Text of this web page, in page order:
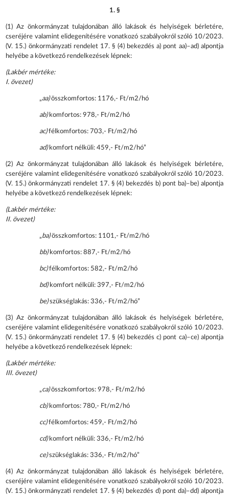
1. §
(1) Az önkormányzat tulajdonában álló lakások és helyiségek bérletére,
cseréjére valamint elidegenítésére vonatkozó szabályokról szóló 10/2023.
(V. 15.) önkormányzati rendelet 17. § (4) bekezdés a) pont aa)–ad) alpontja
helyébe a következő rendelkezések lépnek:
(Lakbér mértéke:
I. övezet)
„aa)összkomfortos: 1176,- Ft/m2/hó
ab)komfortos: 978,- Ft/m2/hó
ac)félkomfortos: 703,- Ft/m2/hó
ad)komfort nélküli: 459,- Ft/m2/hó”
(2) Az önkormányzat tulajdonában álló lakások és helyiségek bérletére,
cseréjére valamint elidegenítésére vonatkozó szabályokról szóló 10/2023.
(V. 15.) önkormányzati rendelet 17. § (4) bekezdés b) pont ba)–be) alpontja
helyébe a következő rendelkezések lépnek:
(Lakbér mértéke:
II. övezet)
„ba)összkomfortos: 1101,- Ft/m2/hó
bb)komfortos: 887,- Ft/m2/hó
bc)félkomfortos: 582,- Ft/m2/hó
bd)komfort nélküli: 397,- Ft/m2/hó
be)szükséglakás: 336,- Ft/m2/hó”
(3) Az önkormányzat tulajdonában álló lakások és helyiségek bérletére,
cseréjére valamint elidegenítésére vonatkozó szabályokról szóló 10/2023.
(V. 15.) önkormányzati rendelet 17. § (4) bekezdés c) pont ca)–ce) alpontja
helyébe a következő rendelkezések lépnek:
(Lakbér mértéke:
III. övezet)
„ca)összkomfortos: 978,- Ft/m2/hó
cb)komfortos: 780,- Ft/m2/hó
cc)félkomfortos: 459,- Ft/m2/hó
cd)komfort nélküli: 336,- Ft/m2/hó
ce)szükséglakás: 336,- Ft/m2/hó”
(4) Az önkormányzat tulajdonában álló lakások és helyiségek bérletére,
cseréjére valamint elidegenítésére vonatkozó szabályokról szóló 10/2023.
(V. 15.) önkormányzati rendelet 17. § (4) bekezdés d) pont da)–dd) alpontja